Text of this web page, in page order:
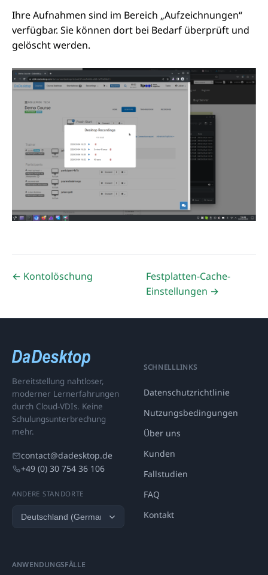
Ihre Aufnahmen sind im Bereich „Aufzeichnungen“
verfügbar. Sie können dort bei Bedarf überprüft und
gelöscht werden.
← Kontolöschung
Festplatten-Cache-
Einstellungen →
Bereitstellung nahtloser,
moderner Lernerfahrungen
durch Cloud-VDIs. Keine
Schulungsunterbrechung
mehr.
contact@dadesktop.de
+49 (0) 30 754 36 106
ANDERE STANDORTE
SCHNELLLINKS
Datenschutzrichtlinie
Nutzungsbedingungen
Über uns
Kunden
Fallstudien
FAQ
Kontakt
ANWENDUNGSFÄLLE